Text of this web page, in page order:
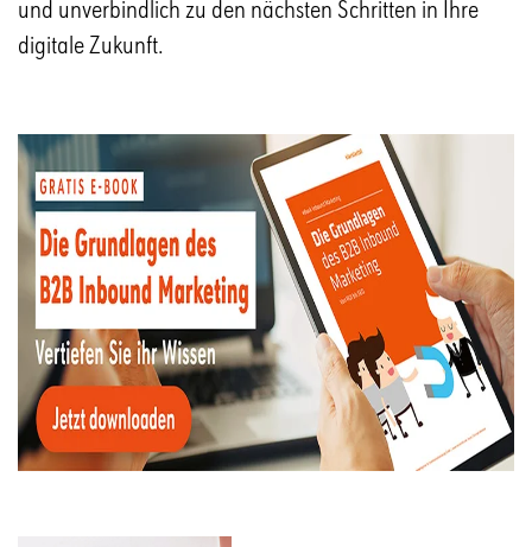
und unverbindlich zu den nächsten Schritten in Ihre
digitale Zukunft.